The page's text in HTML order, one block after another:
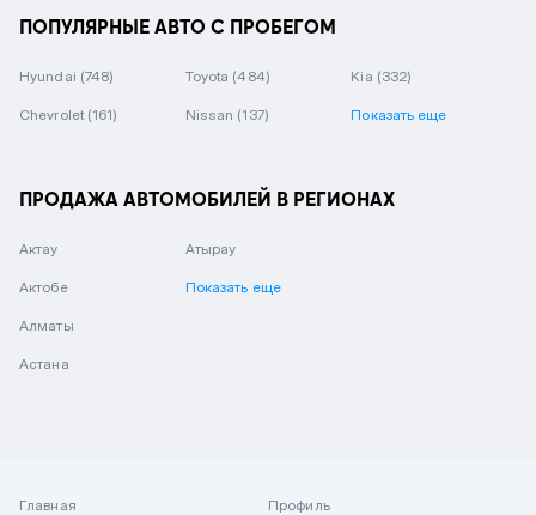
ПОПУЛЯРНЫЕ АВТО С ПРОБЕГОМ
Hyundai (748) Toyota (484) Kia (332)
Chevrolet (161) Nissan (137) Показать еще
ПРОДАЖА АВТОМОБИЛЕЙ В РЕГИОНАХ
Актау
Актобе
Алматы
Астана
Атырау
Показать еще
Главная
Профиль